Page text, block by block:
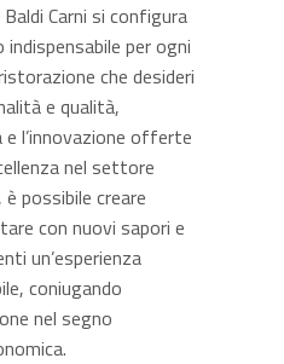
Carni si configura
per ogni
che desideri
e qualità,
l’innovazione offerte
nel settore
è possibile creare
con nuovi sapori e
un’esperienza
coniugando
nel segno